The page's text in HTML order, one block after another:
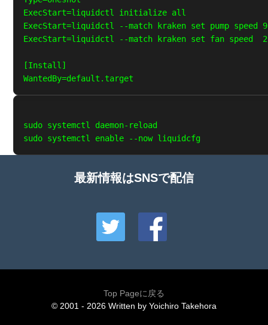
ExecStart=liquidctl initialize all
ExecStart=liquidctl --match kraken set pump speed
ExecStart=liquidctl --match kraken set fan speed
[Install]
sudo systemctl daemon-reload
最新情報はSNSで配信
Top Pageに戻る
© 2001 - 2026 Written by Yoichiro Takehora